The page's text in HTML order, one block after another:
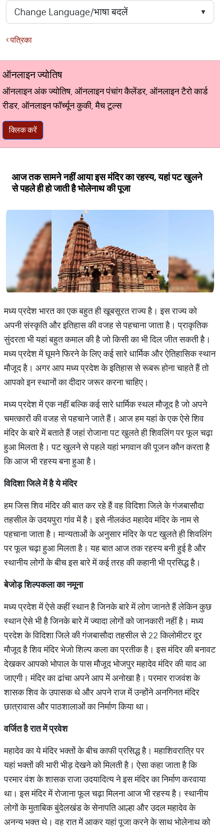
पत्रिका
ऑनलाइन ज्योतिष
ऑनलाइन अंक ज्योतिष, ऑनलाइन पंचांग कैलेंडर, ऑनलाइन टैरो कार्ड
रीडर, ऑनलाइन फॉर्च्यून कुकी, मैच टूल्स
क्लिक करें
आज तक सामने नहीं आया इस मंदिर का रहस्य, यहां पट खुलने
से पहले ही हो जाती है भोलेनाथ की पूजा
मध्य प्रदेश भारत का एक बहुत ही खूबसूरत राज्य है। इस राज्य को
अपनी संस्कृति और इतिहास की वजह से पहचाना जाता है। प्राकृतिक
सुंदरता भी यहां बहुत कमाल की है जो किसी का भी दिल जीत सकती है।
मध्य प्रदेश में घूमने फिरने के लिए कई सारे धार्मिक और ऐतिहासिक स्थान
मौजूद है। अगर आप मध्य प्रदेश के इतिहास से रूबरू होना चाहते हैं तो
आपको इन स्थानों का दीदार जरूर करना चाहिए।
मध्य प्रदेश में एक नहीं बल्कि कई सारे धार्मिक स्थल मौजूद है जो अपने
चमत्कारों की वजह से पहचाने जाते हैं। आज हम यहां के एक ऐसे शिव
मंदिर के बारे में बताते हैं जहां रोजाना पट खुलते ही शिवलिंग पर फूल चढ़ा
हुआ मिलता है। पट खुलने से पहले यहां भगवान की पूजन कौन करता है
कि आज भी रहस्य बना हुआ है।
विदिशाजिलेमेंहैयेमंदिर
हम जिस शिव मंदिर की बात कर रहे हैं वह विदिशा जिले के गंजबासौदा
तहसील के उदयपुरा गांव में है। इसे नीलकंठ महादेव मंदिर के नाम से
पहचाना जाता है। मान्यताओं के अनुसार मंदिर के पट खुलते ही शिवलिंग
पर फूल चढ़ा हुआ मिलता है। यह बात आज तक रहस्य बनी हुई है और
स्थानीय लोगों के बीच इस बारे में कई तरह की कहानी भी प्रसिद्ध है।
बेजोड़शिल्पकलाकानमूना
मध्य प्रदेश में ऐसे कहीं स्थान है जिनके बारे में लोग जानते हैं लेकिन कुछ
स्थान ऐसे भी है जिनके बारे में ज्यादा लोगों को जानकारी नहीं है। मध्य
प्रदेश के विदिशा जिले की गंजबासौदा तहसील से 22 किलोमीटर दूर
मौजूद है शिव मंदिर भेजो शिल्प कला का प्रतीक है। इस मंदिर की बनावट
देखकर आपको भोपाल के पास मौजूद भोजपुर महादेव मंदिर की याद आ
जाएगी। मंदिर का ढांचा अपने आप में अनोखा है। परमार राजवंश के
शासक शिव के उपासक थे और अपने राज में उन्होंने अनगिनत मंदिर
छात्रावास और पाठशालाओं का निर्माण किया था।
वर्जितहैरातमेंप्रवेश
महादेव का ये मंदिर भक्तों के बीच काफी प्रसिद्ध है। महाशिवरात्रि पर
यहां भक्तों की भारी भीड़ देखने को मिलती है। ऐसा कहा जाता है कि
परमार वंश के शासक राजा उदयादित्य ने इस मंदिर का निर्माण करवाया
था। इस मंदिर में रोजाना फूल चढ़ा मिलना आज भी रहस्य है। स्थानीय
लोगों के मुताबिक बुंदेलखंड के सेनापति आल्हा और उदल महादेव के
अनन्य भक्त थे। वह रात में आकर यहां पूजा करने के साथ भोलेनाथ को